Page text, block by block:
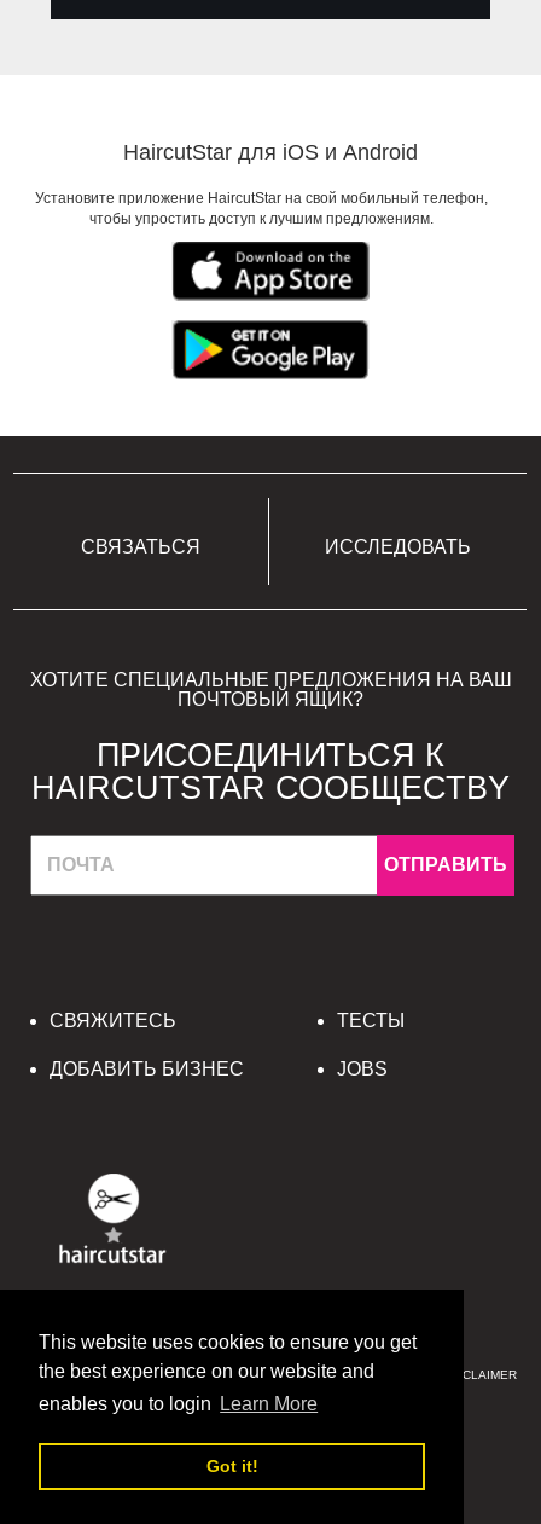
This website uses cookies to ensure you get
the best experience on our website and
enables you to login
Learn More
Got it!
Мне нужно измениться
HaircutStar для iOS и Android
Установите приложение HaircutStar на свой мобильный телефон,
чтобы упростить доступ к лучшим предложениям.
СВЯЗАТЬСЯ ИССЛЕДОВАТЬ
ХОТИТЕ СПЕЦИАЛЬНЫЕ ПРЕДЛОЖЕНИЯ НА ВАШ
ПОЧТОВЫЙ ЯЩИК?
ПРИСОЕДИНИТЬСЯ К
HAIRCUTSTAR СООБЩЕСТВY
ОТПРАВИТЬ
СВЯЖИТЕСЬ
ДОБАВИТЬ БИЗНЕС
ТЕСТЫ
JOBS
© 2016-2020 HAIRCUTSTAR
PRIVACY & SECURITY CCPA SITE MAP TERMS & CONDITIONS
DISCLAIMER
SITE MAP
ENGLISH 中文(简体)